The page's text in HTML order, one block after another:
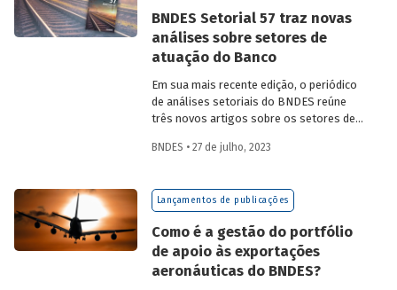
BNDES Setorial 57 traz novas
análises sobre setores de
atuação do Banco
Em sua mais recente edição, o periódico
de análises setoriais do BNDES reúne
três novos artigos sobre os setores de
defesa. Saiba mais e acesse os estudos
BNDES • 27 de julho, 2023
Lançamentos de publicações
Como é a gestão do portfólio
de apoio às exportações
aeronáuticas do BNDES?